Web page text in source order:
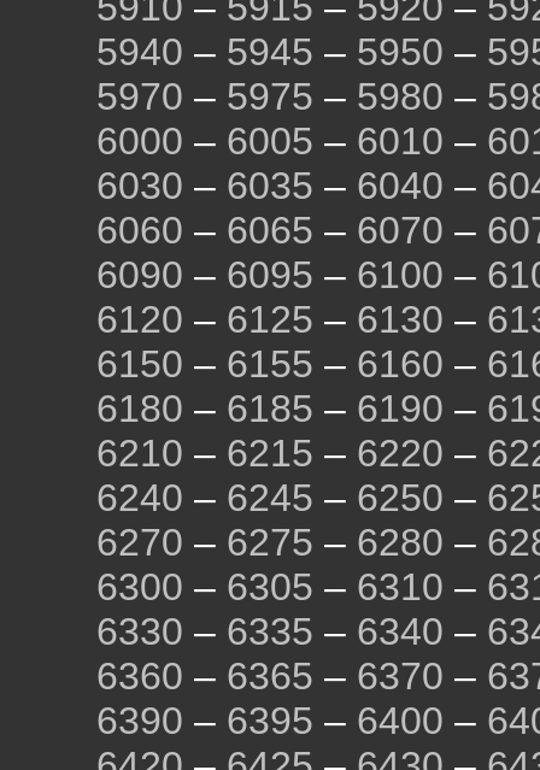
5940 – 5945 – 5950 –
5970 – 5975 – 5980 –
6000 – 6005 – 6010 –
6030 – 6035 – 6040 –
6060 – 6065 – 6070 –
6090 – 6095 – 6100 –
6120 – 6125 – 6130 –
6150 – 6155 – 6160 –
6180 – 6185 – 6190 –
6210 – 6215 – 6220 –
6240 – 6245 – 6250 –
6270 – 6275 – 6280 –
6300 – 6305 – 6310 –
6330 – 6335 – 6340 –
6360 – 6365 – 6370 –
6390 – 6395 – 6400 –